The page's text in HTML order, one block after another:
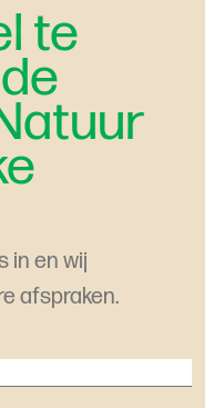
te
in en wij
afspraken.